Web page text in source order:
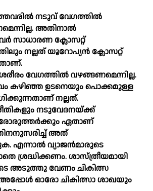
നടുവ്‌ വേഗത്തില്‍
അതിനാല്‍
സാധാരണ ക്ലോസറ്റ്‌
നല്ലത്‌ യൂറോപ്യന്‍ ക്ലോസറ്റ്‌
വേഗത്തില്‍ വഴങ്ങണമെന്നില്ല.
കഴിഞ്ഞ ഉടനെയും പൊക്കമുള്ള
നല്ലത്‌.
നടുവേദനയ്‌ക്ക്
ഏതാണ്‌
അത്‌
എന്നാല്‍ വ്യാജന്‍മാരുടെ
ശ്രദ്ധിക്കണം. ശാസ്‌ത്രീയമായി
അടുത്തു വേണം ചികിത്സ
ഓരോ ചികിത്സാ ശാഖയും